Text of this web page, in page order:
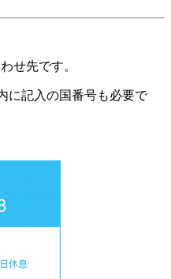
せ先です。
に記入の国番号も必要で